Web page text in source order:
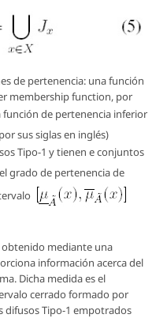
de pertenencia: una función
membership function, por
función de pertenencia inferior
sus siglas en inglés)
Tipo-1 y tienen e conjuntos
grado de pertenencia de
mediante una
información acerca del
Dicha medida es el
cerrado formado por
difusos Tipo-1 empotrados